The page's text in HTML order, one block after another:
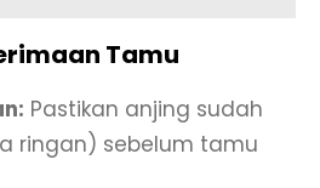
Tamu
Pastikan anjing sudah
ringan) sebelum tamu